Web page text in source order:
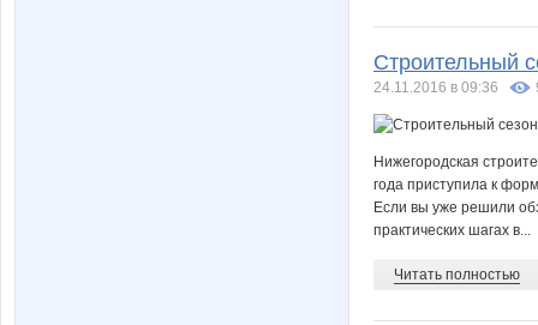
Строительный
24.11.2016 в 09:36
Нижегородская
года приступила к
Если вы уже решили
практических шагах в...
Читать полностью